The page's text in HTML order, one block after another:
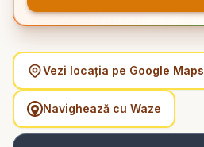
Vezi locația pe Google Maps
Navighează cu Waze